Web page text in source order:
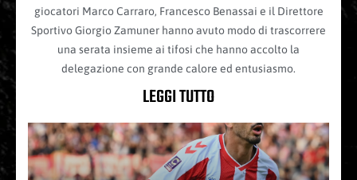
giocatori Marco Carraro, Francesco Benassai e il Direttore
Sportivo Giorgio Zamuner hanno avuto modo di trascorrere
una serata insieme ai tifosi che hanno accolto la
delegazione con grande calore ed entusiasmo.
LEGGI TUTTO